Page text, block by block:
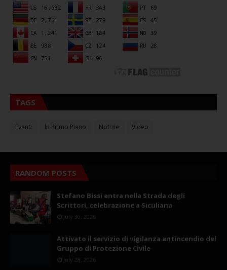
TAGS
Eventi In Primo Piano Notizie Video
RANDOM POSTS
Stefano Bissi entra nella Strada degli
Scrittori, celebrazione a Siculiana
July 30, 2026
Attivato il servizio di vigilanza antincendio del
Gruppo di Protezione Civile
July 28, 2026